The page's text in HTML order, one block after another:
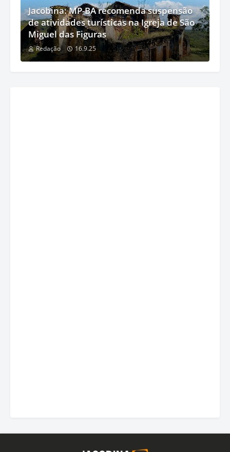
Jacobina: MP-BA recomenda suspensão
de atividades turísticas na Igreja de São
Miguel das Figuras
Redação 16.9.25